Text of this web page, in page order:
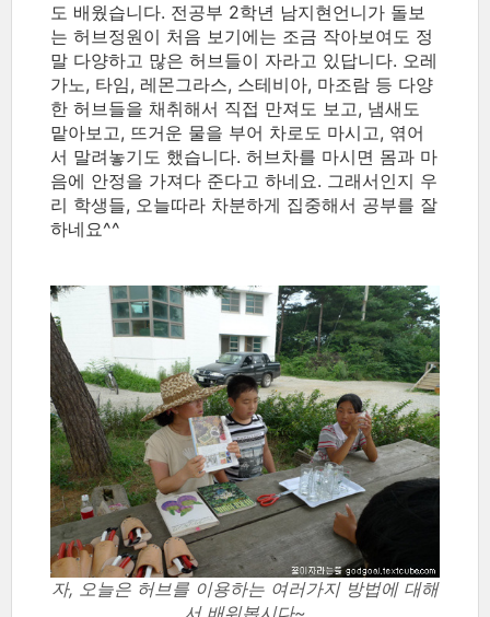
도 배웠습니다. 전공부 2학년 남지현언니가 돌보
는 허브정원이 처음 보기에는 조금 작아보여도 정
말 다양하고 많은 허브들이 자라고 있답니다. 오레
가노, 타임, 레몬그라스, 스테비아, 마조람 등 다양
한 허브들을 채취해서 직접 만져도 보고, 냄새도
맡아보고, 뜨거운 물을 부어 차로도 마시고, 엮어
서 말려놓기도 했습니다. 허브차를 마시면 몸과 마
음에 안정을 가져다 준다고 하네요. 그래서인지 우
리 학생들, 오늘따라 차분하게 집중해서 공부를 잘
하네요^^
자, 오늘은 허브를 이용하는 여러가지 방법에 대해
서 배워봅시다~